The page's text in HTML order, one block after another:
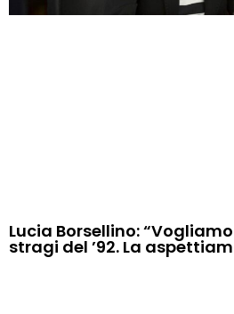
Lucia Borsellino:
stragi del ’92. La